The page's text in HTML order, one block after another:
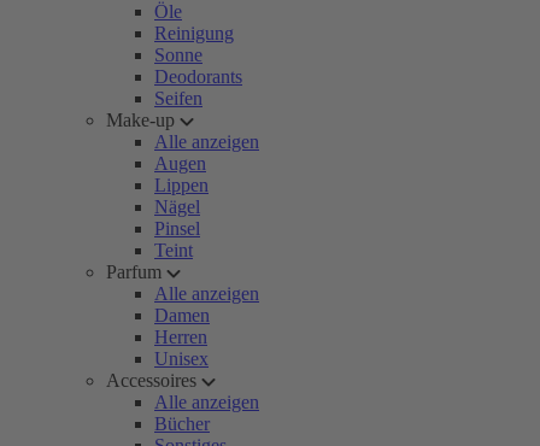
Öle
Reinigung
Sonne
Deodorants
Seifen
Make-up
Alle anzeigen
Augen
Lippen
Nägel
Pinsel
Teint
Parfum
Alle anzeigen
Damen
Herren
Unisex
Accessoires
Alle anzeigen
Bücher